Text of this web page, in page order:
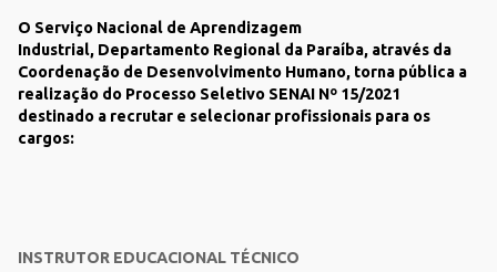
O Serviço Nacional de Aprendizagem
Industrial, Departamento Regional da Paraíba, através da
Coordenação de Desenvolvimento Humano, torna pública a
realização do Processo Seletivo SENAI Nº 15/2021
destinado a recrutar e selecionar profissionais para os
cargos:
INSTRUTOR EDUCACIONAL TÉCNICO